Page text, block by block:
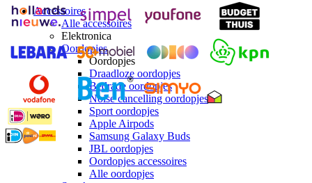
Accessoires
Alle accessoires
Elektronica
Oordopjes
Oordopjes
Draadloze oordopjes
Bedrade oordopjes
Noise cancelling oordopjes
Sport oordopjes
Apple Airpods
Samsung Galaxy Buds
JBL oordopjes
Oordopjes accessoires
Alle oordopjes